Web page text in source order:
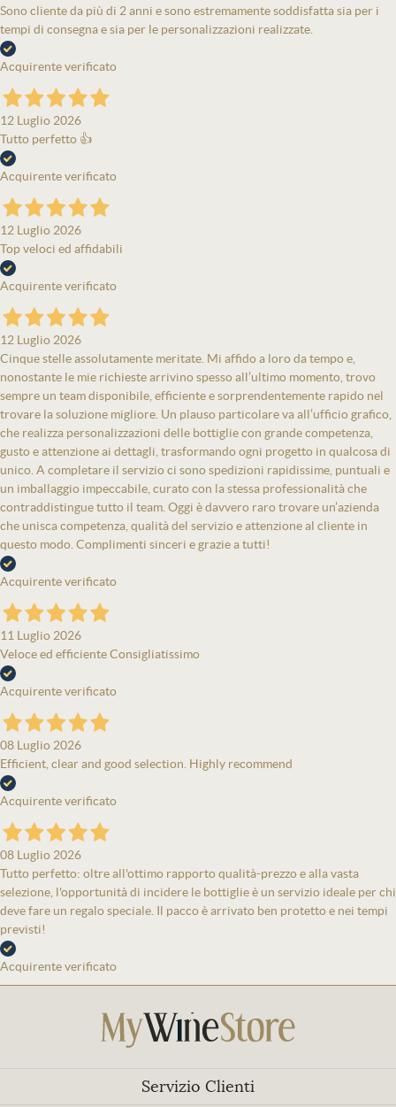
Sono cliente da più di 2 anni e sono estremamente soddisfatta sia per i
tempi di consegna e sia per le personalizzazioni realizzate.
Acquirente verificato
12 Luglio 2026
Tutto perfetto 👍
Acquirente verificato
12 Luglio 2026
Top veloci ed affidabili
Acquirente verificato
12 Luglio 2026
Cinque stelle assolutamente meritate. Mi affido a loro da tempo e,
nonostante le mie richieste arrivino spesso all’ultimo momento, trovo
sempre un team disponibile, efficiente e sorprendentemente rapido nel
trovare la soluzione migliore. Un plauso particolare va all’ufficio grafico,
che realizza personalizzazioni delle bottiglie con grande competenza,
gusto e attenzione ai dettagli, trasformando ogni progetto in qualcosa di
unico. A completare il servizio ci sono spedizioni rapidissime, puntuali e
un imballaggio impeccabile, curato con la stessa professionalità che
contraddistingue tutto il team. Oggi è davvero raro trovare un’azienda
che unisca competenza, qualità del servizio e attenzione al cliente in
questo modo. Complimenti sinceri e grazie a tutti!
Acquirente verificato
11 Luglio 2026
Veloce ed efficiente Consigliatissimo
Acquirente verificato
08 Luglio 2026
Efficient, clear and good selection. Highly recommend
Acquirente verificato
08 Luglio 2026
Tutto perfetto: oltre all'ottimo rapporto qualità-prezzo e alla vasta
selezione, l'opportunità di incidere le bottiglie è un servizio ideale per chi
deve fare un regalo speciale. Il pacco è arrivato ben protetto e nei tempi
previsti!
Acquirente verificato
Servizio Clienti